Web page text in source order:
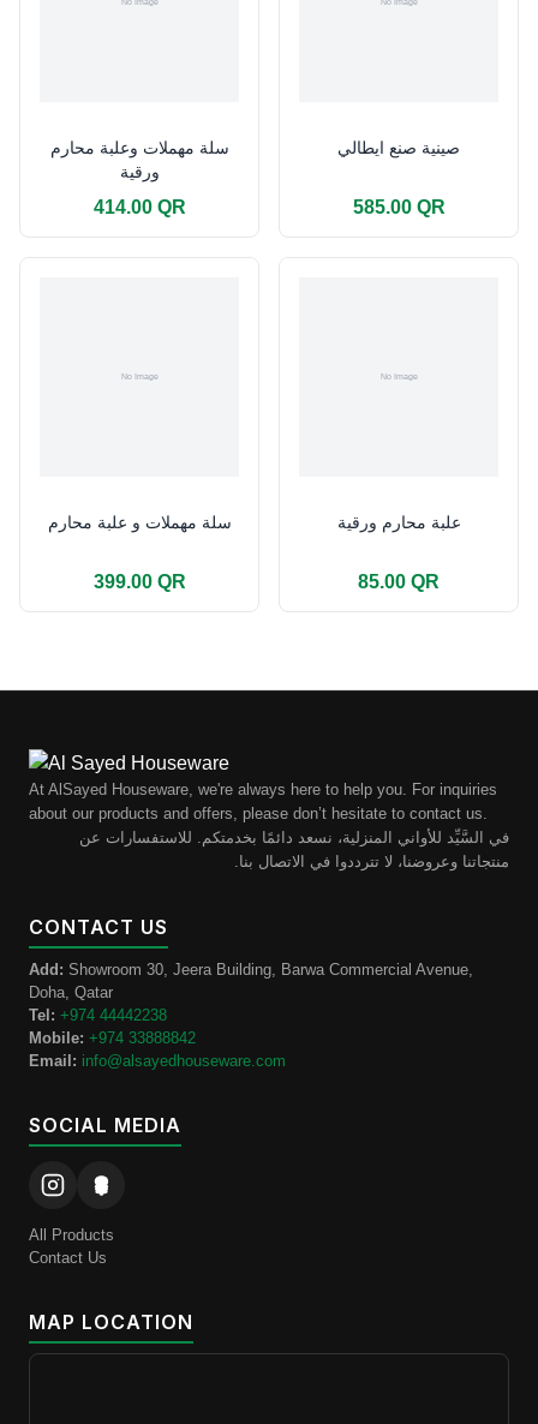
سلة مهملات وعلبة محارم
ورقية
414.00 QR
صينية صنع ايطالي
585.00 QR
سلة مهملات و علبة محارم
399.00 QR
علبة محارم ورقية
85.00 QR
At AlSayed Houseware, we're always here to help you. For inquiries
about our products and offers, please don’t hesitate to contact us.
في السَّيِّد للأواني المنزلية، نسعد دائمًا بخدمتكم. للاستفسارات عن
منتجاتنا وعروضنا، لا تترددوا في الاتصال بنا.
CONTACT US
Add: Showroom 30, Jeera Building, Barwa Commercial Avenue,
Doha, Qatar
Tel: +974 44442238
Mobile: +974 33888842
Email: info@alsayedhouseware.com
SOCIAL MEDIA
All Products
Contact Us
MAP LOCATION